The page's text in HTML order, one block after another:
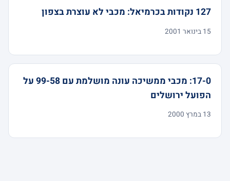
127 נקודות בכרמיאל: מכבי לא עוצרת בצפון
15 בינואר 2001
17-0: מכבי ממשיכה עונה מושלמת עם 99-58 על
הפועל ירושלים
13 במרץ 2000